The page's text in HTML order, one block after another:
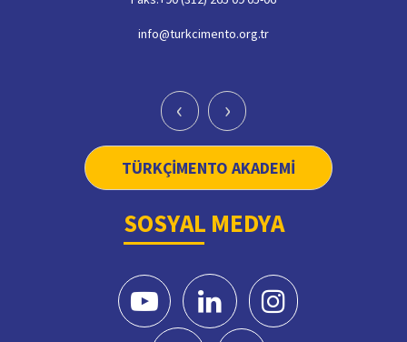
info@turkcimento.org.tr
‹ ›
TÜRKÇİMENTO AKADEMİ
SOSYAL MEDYA